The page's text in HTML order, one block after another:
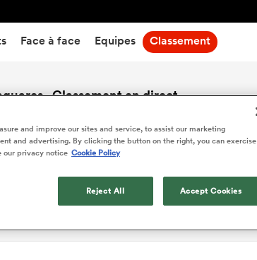
Face à face Equipes Classement
- Classement en direct
and improve our sites and service, to assist our marketing
and advertising. By clicking the button on the right, you can exercise
our privacy notice Cookie Policy
Reject All Accept Cookies